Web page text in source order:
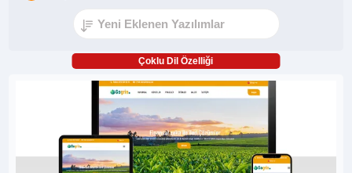
Çoklu Dil Özelliği